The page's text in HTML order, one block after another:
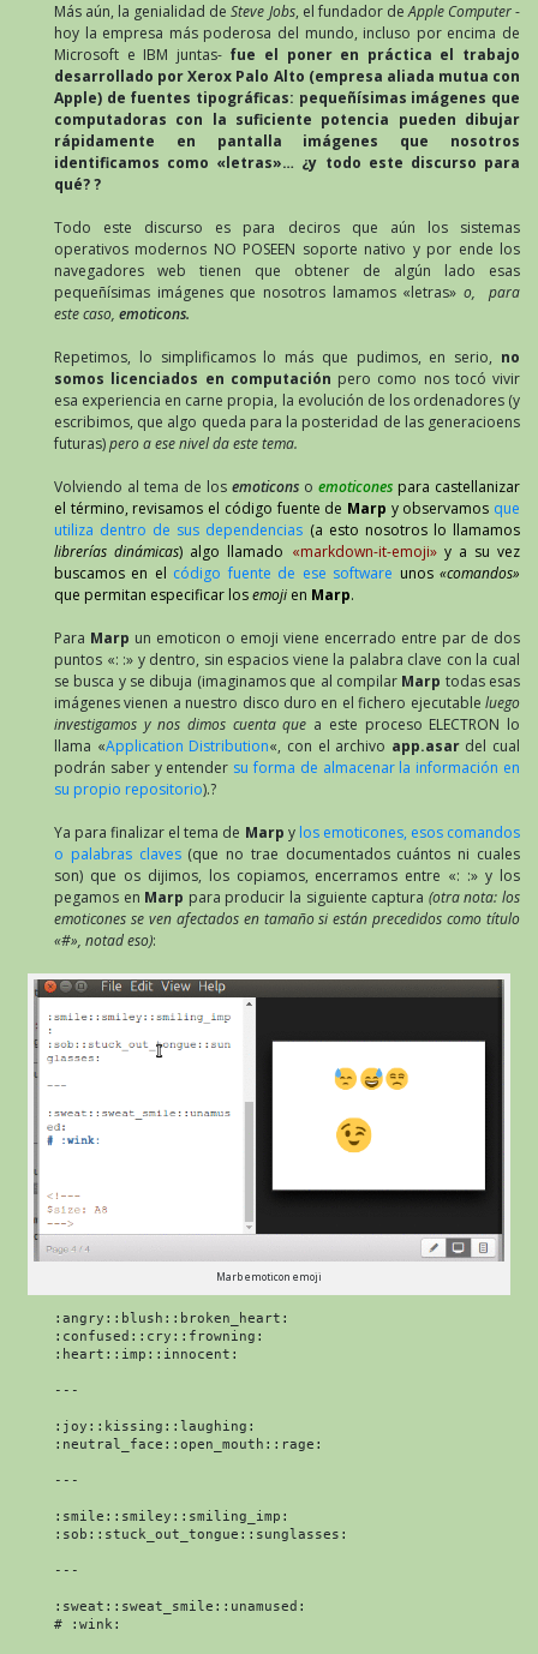
Más aún, la genialidad deSteve Jobs, el fundador deApple Computer-
hoy la empresa más poderosa del mundo, incluso por encima de
Microsoft e IBM juntas- fue el poner en práctica el trabajo
desarrollado por Xerox Palo Alto (empresa aliada mutua con
Apple) de fuentes tipográficas: pequeñísimas imágenes que
computadoras con la suficiente potencia pueden dibujar
rápidamente en pantalla imágenes que nosotros
identificamos como «letras»… ¿y todo este discurso para
qué? ?
Todo este discurso es para deciros que aún los sistemas
operativos modernos NO POSEEN soporte nativo y por ende los
navegadores web tienen que obtener de algún lado esas
pequeñísimas imágenes que nosotros lamamos «letras» o, para
este caso, emoticons.
Repetimos, lo simplificamos lo más que pudimos, en serio, no
somos licenciados en computación pero como nos tocó vivir
esa experiencia en carne propia, la evolución de los ordenadores (y
escribimos, que algo queda para la posteridad de las generacioens
futuras)pero a ese nivel da este tema.
Volviendo al tema de los emoticons o emoticones para castellanizar
el término, revisamos el código fuente de Marp y observamos que
utiliza dentro de sus dependencias (a esto nosotros lo llamamos
librerías dinámicas) algo llamado «markdown-it-emoji» y a su vez
buscamos en el código fuente de ese software unos«comandos»
que permitan especificar losemoji en Marp.
Para Marp un emoticon o emoji viene encerrado entre par de dos
puntos «: :» y dentro, sin espacios viene la palabra clave con la cual
se busca y se dibuja (imaginamos que al compilar Marp todas esas
imágenes vienen a nuestro disco duro en el fichero ejecutable luego
investigamos y nos dimos cuenta que a este proceso ELECTRON lo
llama «Application Distribution«, con el archivo app.asardel cual
podrán saber y entender su forma de almacenar la información en
su propio repositorio).?
Ya para finalizar el tema de Marp y los emoticones, esos comandos
o palabras claves(que no trae documentados cuántos ni cuales
son) que os dijimos, los copiamos, encerramos entre «: :» y los
pegamos en Marp para producir la siguiente captura (otra nota: los
emoticones se ven afectados en tamaño si están precedidos como título
«#», notad eso):
Marb emoticon emoji
:angry::blush::broken_heart:
:confused::cry::frowning:
:heart::imp::innocent:
---
:joy::kissing::laughing:
:neutral_face::open_mouth::rage:
---
:smile::smiley::smiling_imp:
:sob::stuck_out_tongue::sunglasses:
---
:sweat::sweat_smile::unamused:
# :wink: